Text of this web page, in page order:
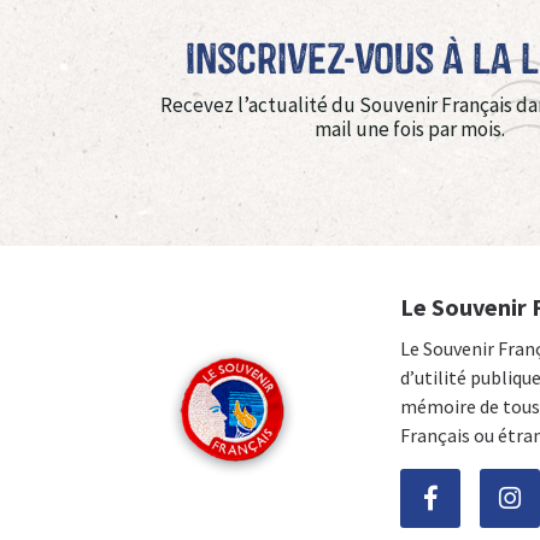
Inscrivez-vous à La
Recevez l’actualité du Souvenir Français
mail une fois par mois.
Le Souvenir
Le Souvenir
d’utilité
mémoire de
Français ou